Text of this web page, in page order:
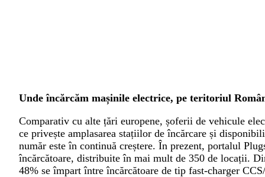
Unde încărcăm mașinile electrice, pe teritoriul
Comparativ cu alte țări europene, șoferii de vehicule
ce privește amplasarea stațiilor de încărcare și
număr este în continuă creștere. În prezent, portalul
încărcătoare, distribuite în mai mult de 350 de locații.
48% se împart între încărcătoare de tip fast-charger